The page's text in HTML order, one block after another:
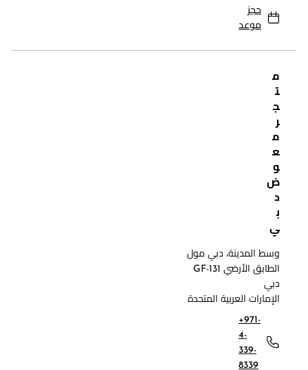
حجز
موعد
م
ت
ج
ر
م
ع
و
ض
د
ب
ي
وسط المدينة، دبي مول
الطابق الأرضي GF-131
دبي
الإمارات العربية المتحدة
+971-
4-
339-
8339